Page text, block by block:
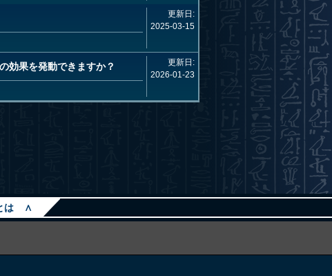
更新日:
2025-03-15
効果を発動できますか？
更新日:
2026-01-23
は ∧